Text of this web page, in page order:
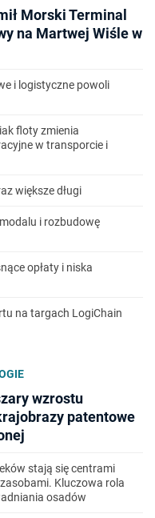
Morski Terminal
na Martwej Wiśle w
i logistyczne powoli
floty zmienia
w transporcie i
większe długi
i rozbudowę
opłaty i niska
na targach LogiChain
wzrostu
patentowe
stają się centrami
Kluczowa rola
osadów